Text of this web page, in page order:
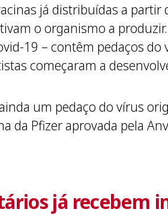
já distribuídas a
o organismo a
19 – contêm pedaços
começaram a
um pedaço do vírus
da Pfizer aprovada pela
já recebem